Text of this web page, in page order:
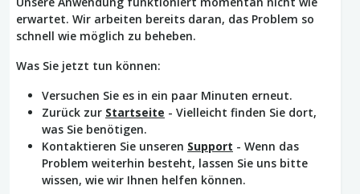
erwartet. Wir arbeiten bereits daran, das Problem so
schnell wie möglich zu beheben.
Was Sie jetzt tun können:
Versuchen Sie es in ein paar Minuten erneut.
Zurück zur Startseite - Vielleicht finden Sie dort,
was Sie benötigen.
Kontaktieren Sie unseren Support - Wenn das
Problem weiterhin besteht, lassen Sie uns bitte
wissen, wie wir Ihnen helfen können.